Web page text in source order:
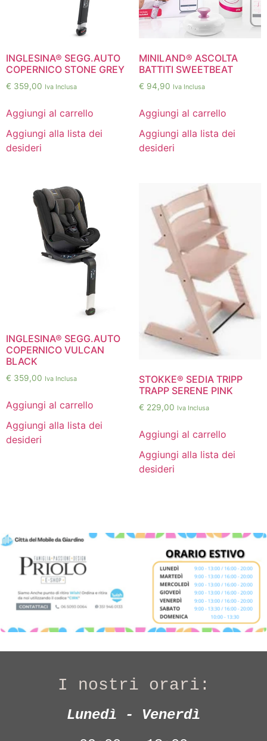
INGLESINA® SEGG.AUTO
COPERNICO STONE GREY
€ 359,00 Iva Inclusa
Aggiungi al carrello
Aggiungi alla lista dei
desideri
MINILAND® ASCOLTA
BATTITI SWEETBEAT
€ 94,90 Iva Inclusa
Aggiungi al carrello
Aggiungi alla lista dei
desideri
INGLESINA® SEGG.AUTO
COPERNICO VULCAN
BLACK
€ 359,00 Iva Inclusa
Aggiungi al carrello
Aggiungi alla lista dei
desideri
STOKKE® SEDIA TRIPP
TRAPP SERENE PINK
€ 229,00 Iva Inclusa
Aggiungi al carrello
Aggiungi alla lista dei
desideri
I nostri orari:
Lunedì - Venerdì